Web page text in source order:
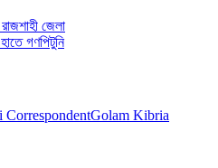
রাজশাহী জেলা
Golam Kibria